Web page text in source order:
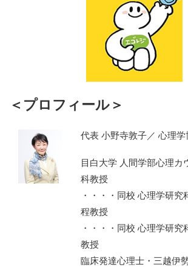
＜プロフィール＞
代表 小野寺敦子／ 心理学
目白大学 人間学部心理カ
科教授
・・・・同校 心理学研究
程教授
・・・・同校 心理学研究
教授
臨床発達心理士・三越伊